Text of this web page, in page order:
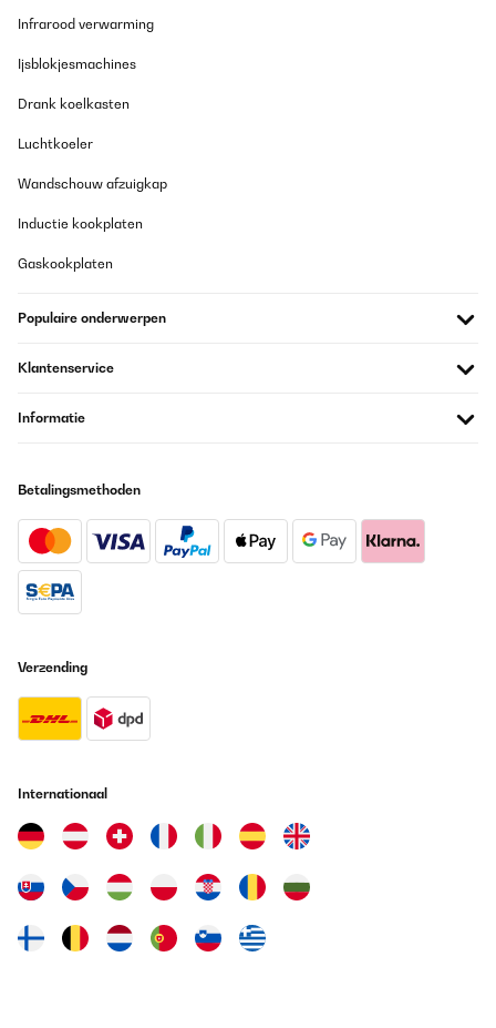
Infrarood verwarming
Ijsblokjesmachines
Drank koelkasten
Luchtkoeler
Wandschouw afzuigkap
Inductie kookplaten
Gaskookplaten
Populaire onderwerpen
Klantenservice
Informatie
Betalingsmethoden
Verzending
Internationaal